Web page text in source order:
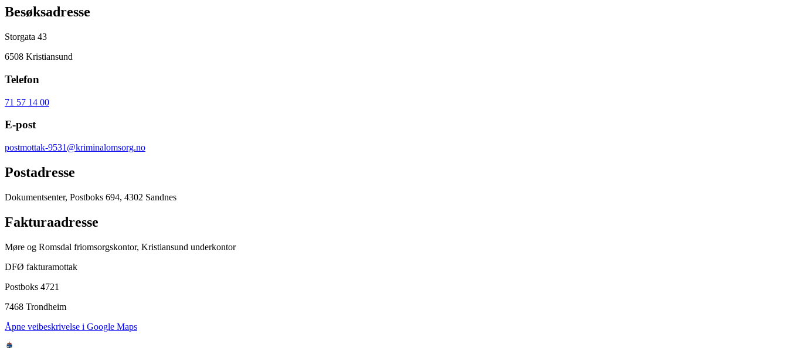
Besøksadresse
Storgata 43
6508 Kristiansund
Telefon
71 57 14 00
E-post
postmottak-9531@kriminalomsorg.no
Postadresse
Dokumentsenter, Postboks 694, 4302 Sandnes
Fakturaadresse
Møre og Romsdal friomsorgskontor, Kristiansund underkontor
DFØ fakturamottak
Postboks 4721
7468 Trondheim
Åpne veibeskrivelse i Google Maps